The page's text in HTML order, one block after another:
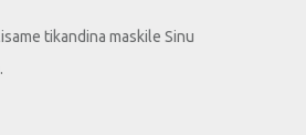
tikandina maskile Sinu